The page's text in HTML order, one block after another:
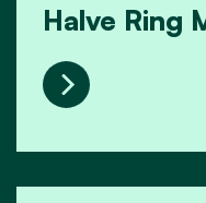
Halve Ring
Halve Ring Model